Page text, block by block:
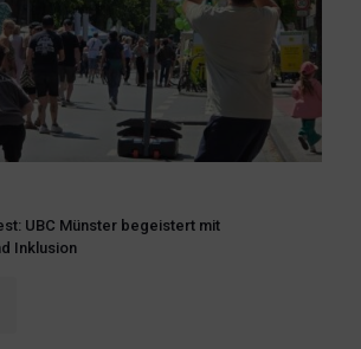
UBC Münster begeistert mit
Inklusion